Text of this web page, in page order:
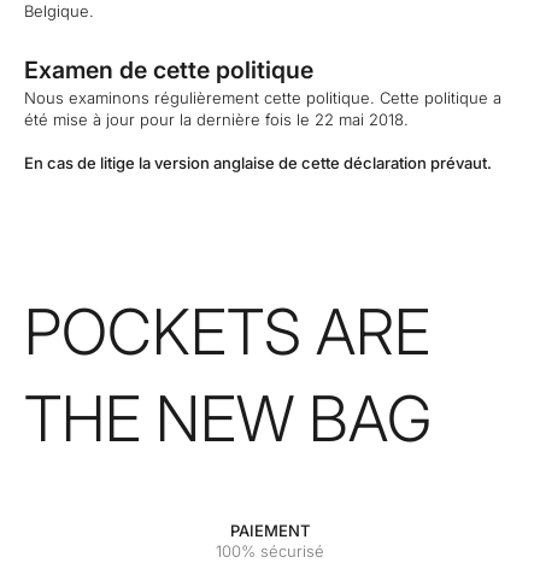
Belgique.
Examen de cette politique
Nous examinons régulièrement cette politique. Cette politique a
été mise à jour pour la dernière fois le 22 mai 2018.
En cas de litige la version anglaise de cette déclaration prévaut.
POCKETS ARE
THE NEW BAG
PAIEMENT
100% sécurisé